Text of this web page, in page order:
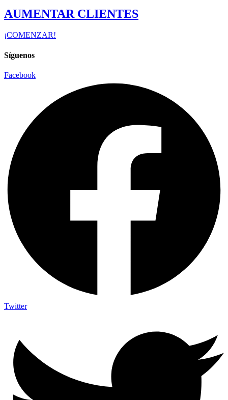
AUMENTAR CLIENTES
¡COMENZAR!
Síguenos
Facebook
Twitter